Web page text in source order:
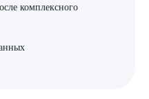
комплексного